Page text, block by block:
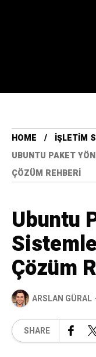
HOME İŞLETIM
UBUNTU PAKET
ÇÖZÜM REHBERI
Ubuntu
Çözüm
ARSLAN GÜRAL
SHARE